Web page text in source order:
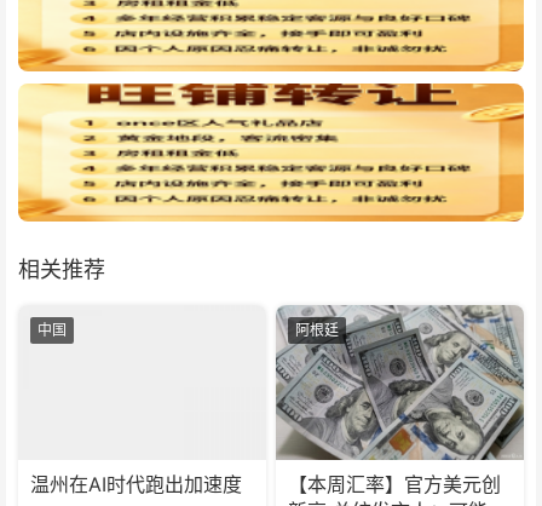
相关推荐
中国
温州在AI时代跑出加速度
阿根廷
【本周汇率】官方美元创